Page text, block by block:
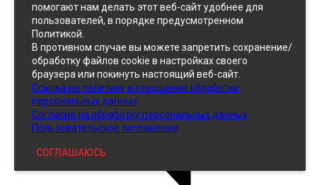
Кожзам
помогают нам делать этот веб-сайт удобнее для
пользователей, в порядке предусмотренном
Политикой.
В противном случае вы можете запретить сохранение/
обработку файлов cookie в настройках своего
браузера или покинуть настоящий веб-сайт.
Ссылка на политику в отношении обработки
персональных данных
Согласие на обработку персональных данных
Пользовательское соглашение
СОГЛАШАЮСЬ